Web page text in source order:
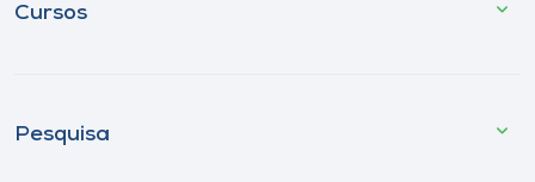
Cursos
Pesquisa